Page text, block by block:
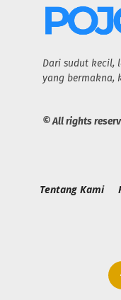
Dari sudut kecil,
yang bermakna,
© All rights
Tentang Kami